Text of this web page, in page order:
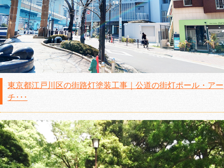
東京都江戸川区の街路灯塗装工事｜公道の街灯ポール・アー
チ･･･